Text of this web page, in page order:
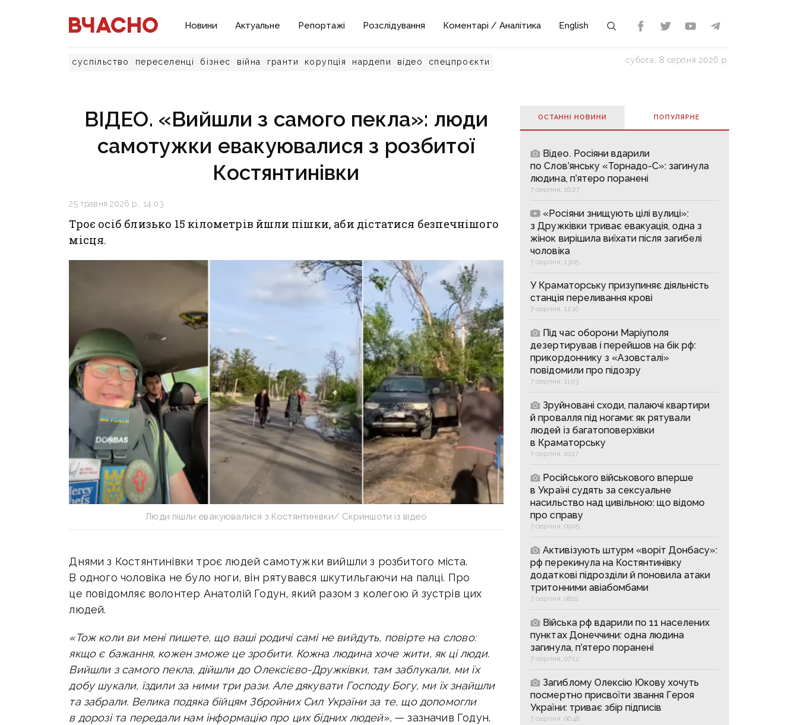
Новини Актуальне Репортажі Розслідування Коментарі / Аналітика English
суспільство переселенці бізнес війна гранти корупція нардепи відео спецпроєкти субота, 8 серпня 2026 р.
ВІДЕО. «Вийшли з самого пекла»: люди
самотужки евакуювалися з розбитої
Костянтинівки
25 травня 2026 р., 14:03
Троє осіб близько 15 кілометрів йшли пішки, аби дістатися безпечнішого
місця.
Люди пішли евакуювалися з Костянтинівки/ Скриншоти із відео
Днями з Костянтинівки троє людей самотужки вийшли з розбитого міста.
В одного чоловіка не було ноги, він рятувався шкутильгаючи на палці. Про
це повідомляє волонтер Анатолій Годун, який разом з колегою й зустрів цих
людей.
«Тож коли ви мені пишете, що ваші родичі самі не вийдуть, повірте на слово:
якщо є бажання, кожен зможе це зробити. Кожна людина хоче жити, як ці люди.
Вийшли з самого пекла, дійшли до Олексієво-Дружківки, там заблукали, ми їх
добу шукали, їздили за ними три рази. Але дякувати Господу Богу, ми їх знайшли
та забрали. Велика подяка бійцям Збройних Сил України за те, що допомогли
в дорозі та передали нам інформацію про цих бідних людей», — зазначив Годун.
ОСТАННІ НОВИНИ ПОПУЛЯРНE
Відео. Росіяни вдарили
по Слов’янську «Торнадо-С»: загинула
людина, п’ятеро поранені
7 серпня, 16:27
«Росіяни знищують цілі вулиці»:
з Дружківки триває евакуація, одна з
жінок вирішила виїхати після загибелі
чоловіка
7 серпня, 13:05
У Краматорську призупиняє діяльність
станція переливання крові
7 серпня, 12:16
Під час оборони Маріуполя
дезертирував і перейшов на бік рф:
прикордоннику з «Азовсталі»
повідомили про підозру
7 серпня, 11:03
Зруйновані сходи, палаючі квартири
й провалля під ногами: як рятували
людей із багатоповерхівки
в Краматорську
7 серпня, 10:17
Російського військового вперше
в Україні судять за сексуальне
насильство над цивільною: що відомо
про справу
7 серпня, 09:05
Активізують штурм «воріт Донбасу»:
рф перекинула на Костянтинівку
додаткові підрозділи й поновила атаки
тритонними авіабомбами
7 серпня, 08:01
Війська рф вдарили по 11 населених
пунктах Донеччини: одна людина
загинула, п’ятеро поранені
7 серпня, 07:12
Загиблому Олексію Юкову хочуть
посмертно присвоїти звання Героя
України: триває збір підписів
7 серпня, 06:48